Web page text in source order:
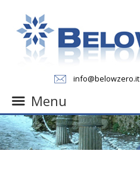
info@belowzero.it
Menu
Skip
to
content